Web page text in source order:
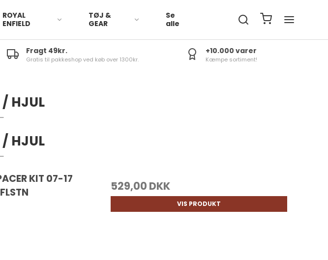
ROYAL
ENFIELD
TØJ &
GEAR
Se
alle
Fragt 49kr.
Gratis til pakkeshop ved køb over 1300kr.
+10.000 varer
Kæmpe sortiment!
/ HJUL
/ HJUL
KIT 07-17
529,00 DKK
VIS PRODUKT